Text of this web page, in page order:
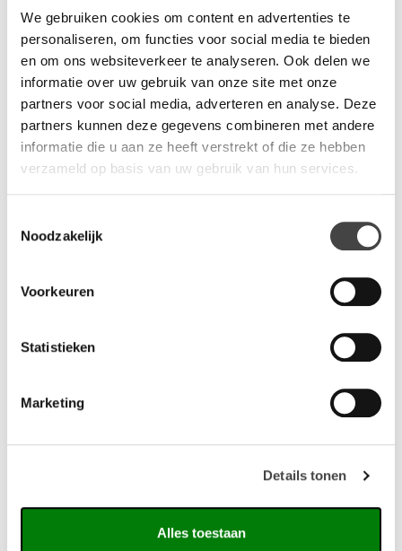
We gebruiken cookies om content en advertenties te
personaliseren, om functies voor social media te bieden
en om ons websiteverkeer te analyseren. Ook delen we
informatie over uw gebruik van onze site met onze
partners voor social media, adverteren en analyse. Deze
partners kunnen deze gegevens combineren met andere
informatie die u aan ze heeft verstrekt of die ze hebben
verzameld op basis van uw gebruik van hun services.
Noodzakelijk
Voorkeuren
Statistieken
Marketing
Details tonen
Alles toestaan
Door verschillende hoeken te creëren op kantoor, kunnen
voormalige kantoortuinen worden gebruikt om
geconcentreerd in rust te kunnen werken. Zowel de
Treehouse als de Beachhouse houden contact met hun
omgeving. Het belangrijkste voordeel van een open office blijft
op deze manier behouden. Bovendien breekt het speelse
karakter van de Beachhouse het ijs als u in gesprek gaat met
een onbekende collega of relatie.
073-8000266